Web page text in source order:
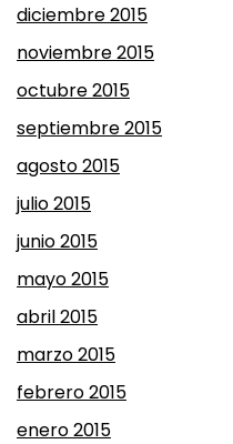
diciembre 2015
noviembre 2015
octubre 2015
septiembre 2015
agosto 2015
julio 2015
junio 2015
mayo 2015
abril 2015
marzo 2015
febrero 2015
enero 2015